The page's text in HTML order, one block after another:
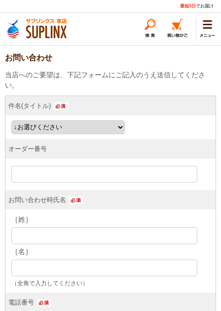
最短5日 でお届け
お問い合わせ
当店へのご要望は、下記フォームにご記入のうえ送信してくださ
い。
件名(タイトル)
オーダー番号
お問い合わせ時氏名
［姓］
［名］
（全角で入力してください）
電話番号